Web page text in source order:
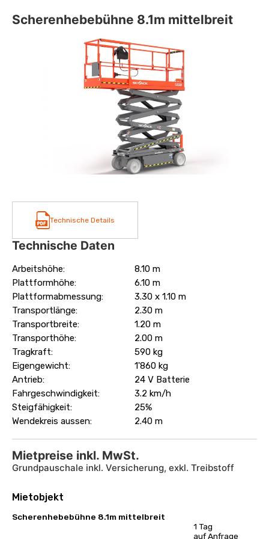
Scherenhebebühne 8.1m mittelbreit
Technische Details
Technische Daten
Arbeitshöhe:
8.10 m
Plattformhöhe:
6.10 m
Plattformabmessung:
3.30 x 1.10 m
Transportlänge:
2.30 m
Transportbreite:
1.20 m
Transporthöhe:
2.00 m
Tragkraft:
590 kg
Eigengewicht:
1'860 kg
Antrieb:
24 V Batterie
Fahrgeschwindigkeit:
3.2 km/h
Steigfähigkeit:
25%
Wendekreis aussen:
2.40 m
Mietpreise inkl. MwSt.
Grundpauschale inkl. Versicherung, exkl. Treibstoff
Mietobjekt
Scherenhebebühne 8.1m mittelbreit
1 Tag
auf Anfrage